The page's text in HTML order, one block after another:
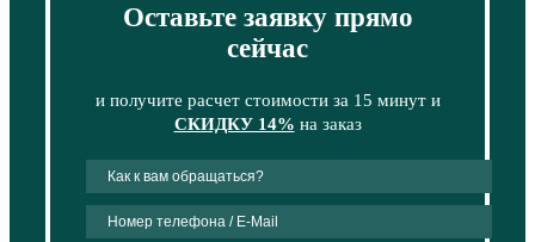
Оставьте заявку прямо
сейчас
и получите расчет стоимости за 15 минут и
СКИДКУ 14% на заказ